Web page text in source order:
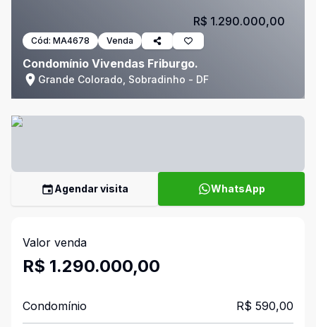
Cód: MA4678 Venda
Condomínio Vivendas Friburgo.
Grande Colorado, Sobradinho - DF
R$ 1.290.000,00
Agendar visita WhatsApp
Valor venda
R$ 1.290.000,00
Condomínio R$ 590,00